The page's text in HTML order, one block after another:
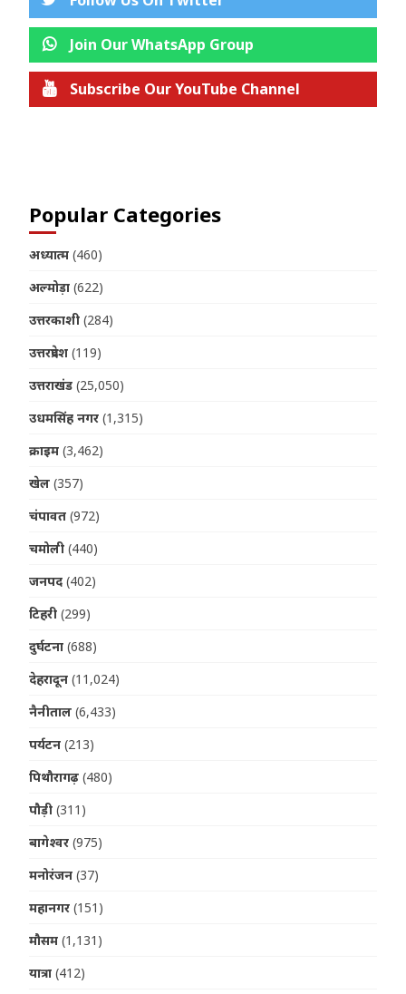
Join Our WhatsApp Group
Subscribe Our YouTube Channel
Popular Categories
अध्यात्म (460)
अल्मोड़ा (622)
उत्तरकाशी (284)
उत्तरप्रदेश (119)
उत्तराखंड (25,050)
उधमसिंह नगर (1,315)
क्राइम (3,462)
खेल (357)
चंपावत (972)
चमोली (440)
जनपद (402)
टिहरी (299)
दुर्घटना (688)
देहरादून (11,024)
नैनीताल (6,433)
पर्यटन (213)
पिथौरागढ़ (480)
पौड़ी (311)
बागेश्वर (975)
मनोरंजन (37)
महानगर (151)
मौसम (1,131)
यात्रा (412)